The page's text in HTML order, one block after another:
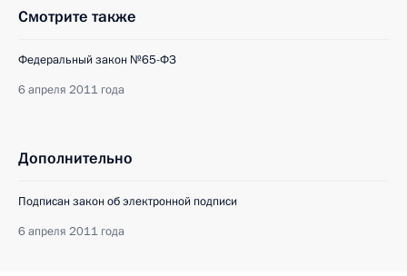
Смотрите также
Федеральный закон №65-ФЗ
6 апреля 2011 года
Дополнительно
Подписан закон об электронной подписи
6 апреля 2011 года